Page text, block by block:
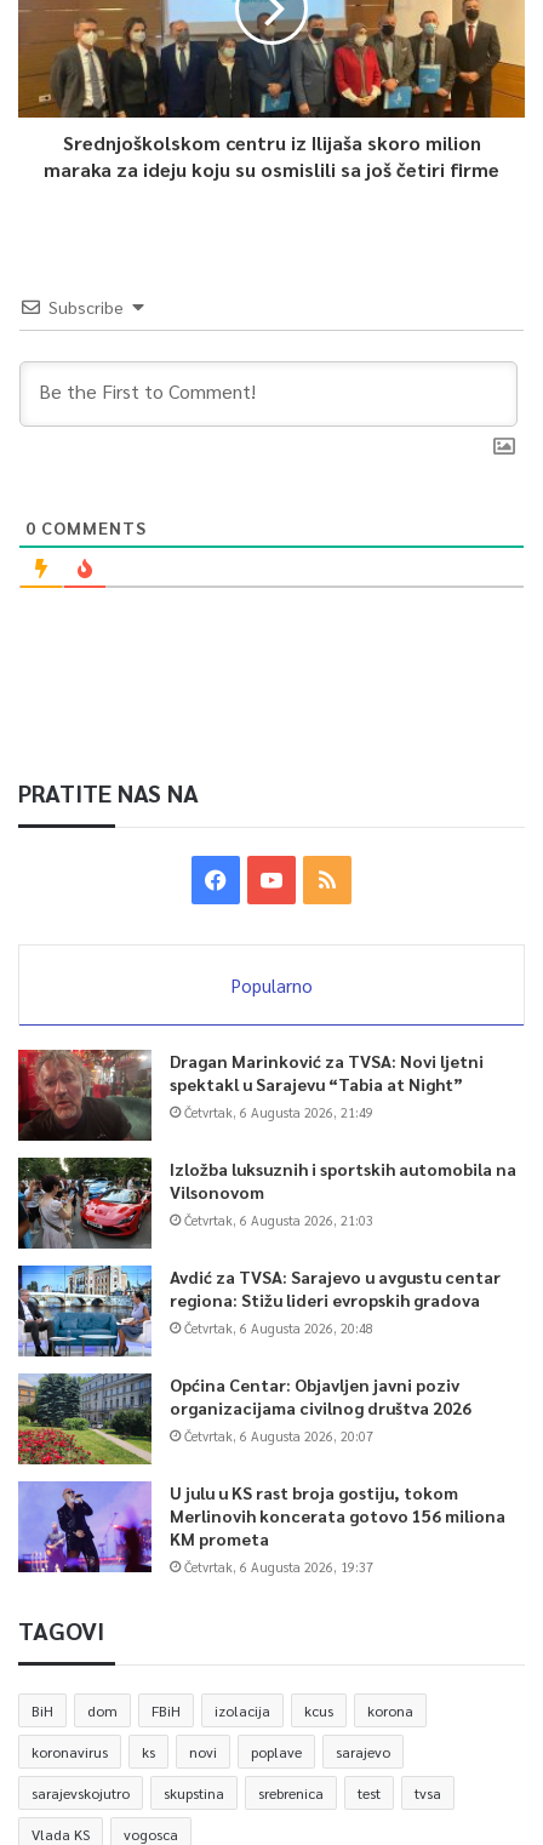
Srednjoškolskom centru iz Ilijaša skoro milion
maraka za ideju koju su osmislili sa još četiri firme
Subscribe
0 COMMENTS
PRATITE NAS NA
Popularno
Dragan Marinković za TVSA: Novi ljetni
spektakl u Sarajevu “Tabia at Night”
Četvrtak, 6 Augusta 2026, 21:49
Izložba luksuznih i sportskih automobila na
Vilsonovom
Četvrtak, 6 Augusta 2026, 21:03
Avdić za TVSA: Sarajevo u avgustu centar
regiona: Stižu lideri evropskih gradova
Četvrtak, 6 Augusta 2026, 20:48
Općina Centar: Objavljen javni poziv
organizacijama civilnog društva 2026
Četvrtak, 6 Augusta 2026, 20:07
U julu u KS rast broja gostiju, tokom
Merlinovih koncerata gotovo 156 miliona
KM prometa
Četvrtak, 6 Augusta 2026, 19:37
TAGOVI
BiH dom FBiH izolacija kcus korona
koronavirus ks novi poplave sarajevo
sarajevskojutro skupstina srebrenica test tvsa
Vlada KS vogosca